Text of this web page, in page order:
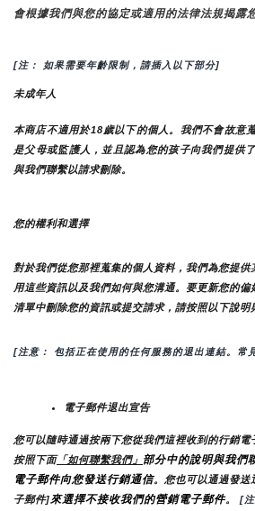
會根據我們與您的協定或適用的法律法規揭露
[注： 如果需要年齡限制，請插入以下部分]
未成年人
本商店不適用於18歲以下的個人。我們不會故意
是父母或監護人，並且認為您的孩子向我們提供
與我們聯繫以請求刪除。
您的權利和選擇
對於我們從您那裡蒐集的個人資料，我們為您提
用這些資訊以及我們如何與您溝通。要更新您的
清單中刪除您的資訊或提交請求，請按照以下說明
[注意： 包括正在使用的任何服務的退出連結。常
電子郵件退出宣告
您可以隨時通過按兩下您從我們這裡收到的行銷
按照下面「如何聯繫我們」 部分中的說明與我們
電子郵件向您發送行銷通信。您也可以通過發送
子郵件]來選擇不接收我們的營銷電子郵件。 [